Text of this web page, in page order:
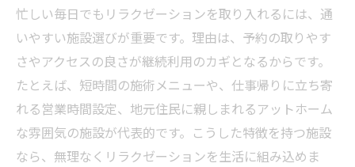
リラクゼーションで快適な睡眠を手に入れ
るコツ
日常のリフレッシュに最適なリラクゼーシ
ョン方法
リラクゼーション習慣で毎日を前向きに過
ごす
忙しい毎日でもリラクゼーションを取り入れるには、通
いやすい施設選びが重要です。理由は、予約の取りやす
さやアクセスの良さが継続利用のカギとなるからです。
たとえば、短時間の施術メニューや、仕事帰りに立ち寄
れる営業時間設定、地元住民に親しまれるアットホーム
な雰囲気の施設が代表的です。こうした特徴を持つ施設
なら、無理なくリラクゼーションを生活に組み込めま